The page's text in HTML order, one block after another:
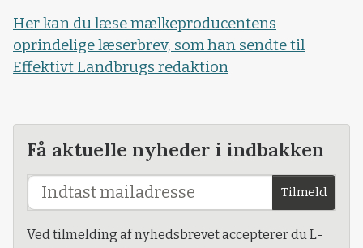
Her kan du læse mælkeproducentens
oprindelige læserbrev, som han sendte til
Effektivt Landbrugs redaktion
Få aktuelle nyheder i indbakken
Tilmeld
Ved tilmelding af nyhedsbrevet accepterer du L-